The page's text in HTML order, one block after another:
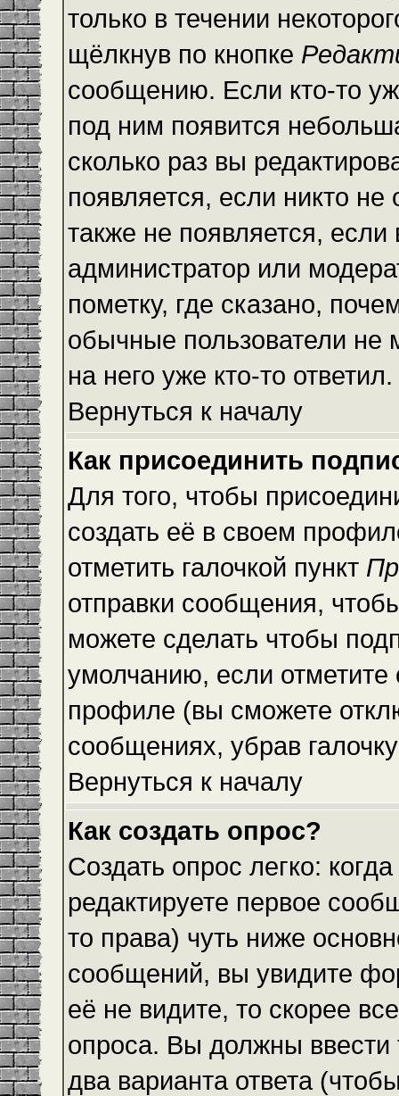
только в течении
щёлкнув по кнопке
сообщению. Если кто-то
под ним появится
сколько раз вы
появляется, если никто
также не появляется,
администратор или
пометку, где сказано,
обычные пользователи не
на него уже кто-то ответил.
Вернуться к началу
Как присоединить
Для того, чтобы
создать её в своем
отметить галочкой пункт
отправки сообщения,
можете сделать чтобы
умолчанию, если
профиле (вы сможете
сообщениях, убрав
Вернуться к началу
Как создать опрос?
Создать опрос легко:
редактируете первое
то права) чуть ниже
сообщений, вы увидите
её не видите, то скорее
опроса. Вы должны
два варианта ответа